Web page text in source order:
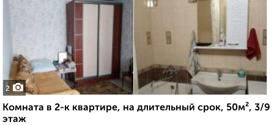
2
Комната в 2-к квартире, на длительный срок, 50м², 3/9
этаж